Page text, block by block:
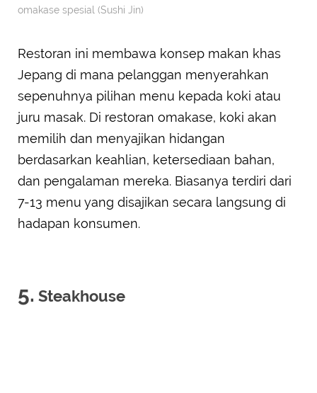
omakase spesial (Sushi Jin)
Restoran ini membawa konsep makan khas
Jepang di mana pelanggan menyerahkan
sepenuhnya pilihan menu kepada koki atau
juru masak. Di restoran omakase, koki akan
memilih dan menyajikan hidangan
berdasarkan keahlian, ketersediaan bahan,
dan pengalaman mereka. Biasanya terdiri dari
7-13 menu yang disajikan secara langsung di
hadapan konsumen.
5. Steakhouse